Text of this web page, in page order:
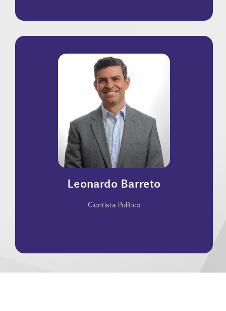
Leonardo Barreto
Cientista Político
Doutor em Ciência Política pela Universidade de
Brasília com especialização em comportamento
eleitoral e institucionais governamentais. Foi
professor da Universidade de Brasília, diretor de
pesquisas políticas da FSB Comunicações e já
atendeu grandes empresas e partidos políticos
em serviços de análise política e prospecção de
cenários. Atualmente é sócio e editor do Capital
Político, site de análise de conjuntura política.